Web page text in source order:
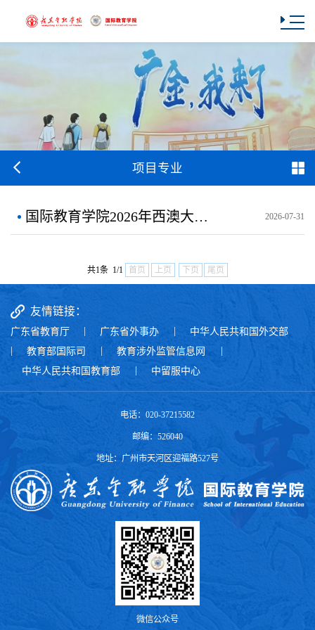
项目专业
国际教育学院2026年西澳大学商科硕士（金融学方向）项目招生简章 2026-07-31
共1条 1/1 首页 上页 下页 尾页
友情链接：
广东省教育厅 | 广东省外事办 | 中华人民共和国外交部
| 教育部国际司 | 教育涉外监管信息网 |
中华人民共和国教育部 | 中留服中心
电话：020-37215582
邮编：526040
地址：广州市天河区迎福路527号
微信公众号